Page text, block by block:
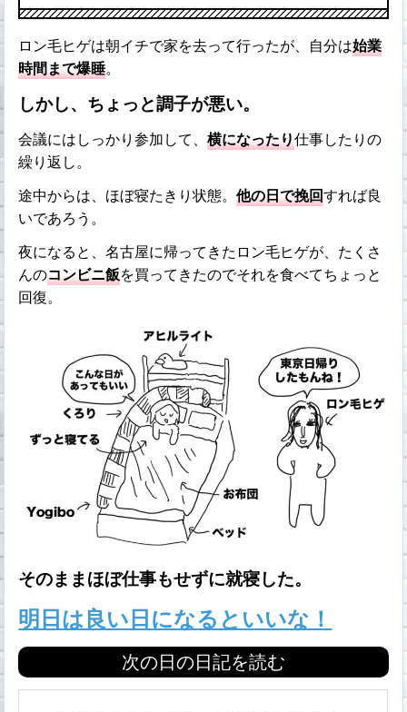
ロン毛ヒゲは朝イチで家を去って行ったが、自分は始業
時間まで爆睡。
しかし、ちょっと調子が悪い。
会議にはしっかり参加して、横になったり仕事したりの
繰り返し。
途中からは、ほぼ寝たきり状態。他の日で挽回すれば良
いであろう。
夜になると、名古屋に帰ってきたロン毛ヒゲが、たくさ
んのコンビニ飯を買ってきたのでそれを食べてちょっと
回復。
そのままほぼ仕事もせずに就寝した。
明日は良い日になるといいな！
次の日の日記を読む